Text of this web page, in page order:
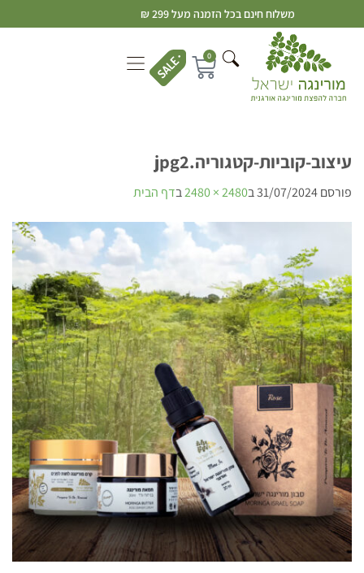
משלוח חינם בכל הזמנה מעל 299 ₪
0
עיצוב-קוביות-קטגוריה.jpg2
פורסם31/07/2024ב2480 × 2480 בדף הבית